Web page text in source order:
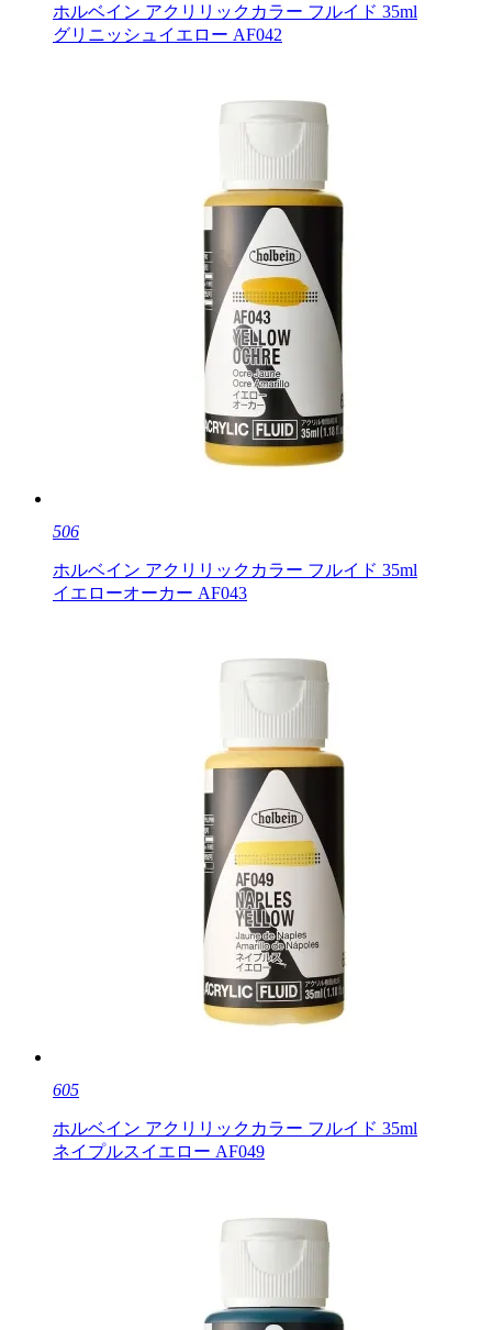
ホルベイン アクリリックカラー フルイド 35ml
グリニッシュイエロー AF042
506
ホルベイン アクリリックカラー フルイド 35ml
イエローオーカー AF043
605
ホルベイン アクリリックカラー フルイド 35ml
ネイプルスイエロー AF049